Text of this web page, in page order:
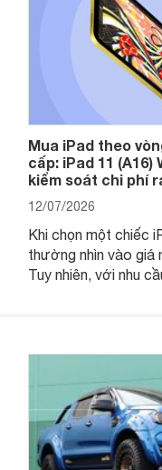
Mua iPad theo
cấp: iPad 11 (A16)
kiểm soát chi phí
12/07/2026
Khi chọn một chiếc
thường nhìn vào
Tuy nhiên, với nhu
không, dùng được